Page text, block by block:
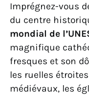
Imprégnez-vous
du centre
mondial de
magnifique
fresques et son
les ruelles
médiévaux, les